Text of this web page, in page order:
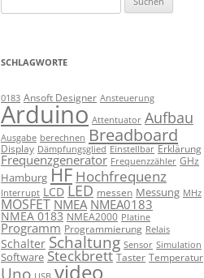
nach:
SCHLAGWORTE
0183 Ansoft Designer Ansteuerung
Arduino Attentuator Aufbau
Ausgabe berechnen Breadboard
Display Dämpfungsglied Einstellbar Erklärung
Frequenzgenerator Frequenzzähler GHz
Hamburg HF Hochfrequenz
Interrupt LCD LED messen Messung MHz
MOSFET NMEA NMEA0183
NMEA 0183 NMEA2000 Platine
Programm Programmierung Relais
Schalter Schaltung Sensor Simulation
Software Steckbrett Taster Temperatur
Uno video